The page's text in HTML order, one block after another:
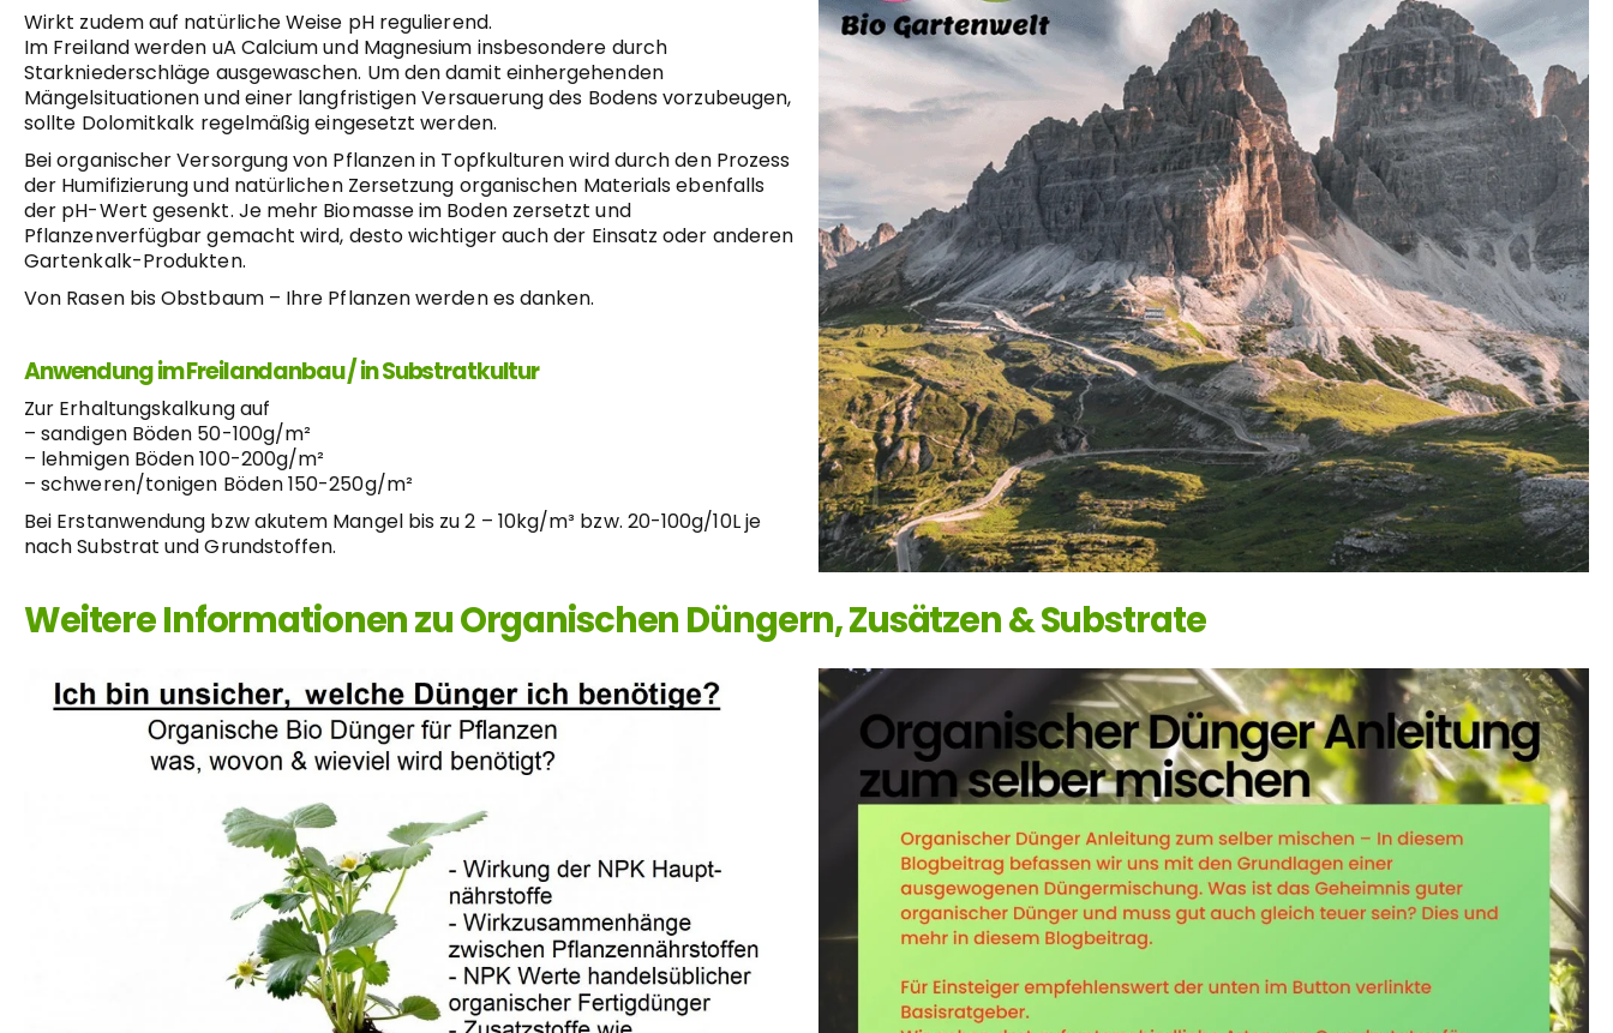
Wirkt zudem auf natürliche Weise pH regulierend.
Im Freiland werden uA Calcium und Magnesium insbesondere durch
Starkniederschläge ausgewaschen. Um den damit einhergehenden
Mängelsituationen und einer langfristigen Versauerung des Bodens vorzubeugen,
sollte Dolomitkalk regelmäßig eingesetzt werden.
Bei organischer Versorgung von Pflanzen in Topfkulturen wird durch den Prozess
der Humifizierung und natürlichen Zersetzung organischen Materials ebenfalls
der pH-Wert gesenkt. Je mehr Biomasse im Boden zersetzt und
Pflanzenverfügbar gemacht wird, desto wichtiger auch der Einsatz oder anderen
Gartenkalk-Produkten.
Von Rasen bis Obstbaum – Ihre Pflanzen werden es danken.
Anwendung im Freilandanbau / in Substratkultur
Zur Erhaltungskalkung auf
– sandigen Böden 50-100g/m²
– lehmigen Böden 100-200g/m²
– schweren/tonigen Böden 150-250g/m²
Bei Erstanwendung bzw akutem Mangel bis zu 2 – 10kg/m³ bzw. 20-100g/10L je
nach Substrat und Grundstoffen.
Weitere Informationen zu Organischen Düngern, Zusätzen & Substrate